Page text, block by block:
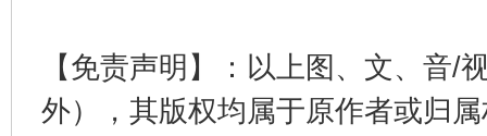
【免责声明】：以上图、文、音/
外），其版权均属于原作者或归